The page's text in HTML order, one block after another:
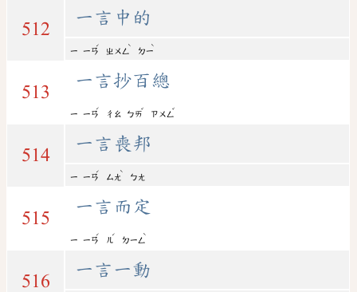
512
一言中的
ㄧ ㄧㄢ
ˊ
ㄓㄨㄥ
ˋ
ㄉㄧ
ˋ
513
一言抄百總
ㄧ ㄧㄢ
ˊ
ㄔㄠ ㄅㄞ
ˇ
ㄗㄨㄥ
ˇ
514
一言喪邦
ㄧ ㄧㄢ
ˊ
ㄙㄤ
ˋ
ㄅㄤ
515
一言而定
ㄧ ㄧㄢ
ˊ
ㄦ
ˊ
ㄉㄧㄥ
ˋ
516
一言一動